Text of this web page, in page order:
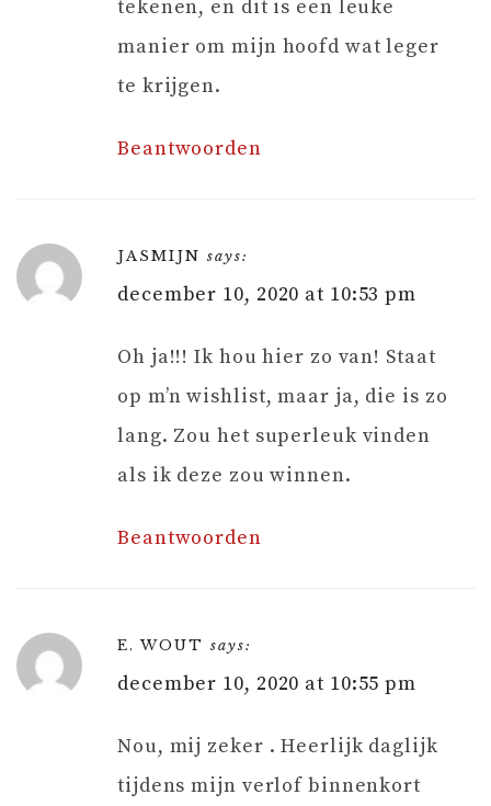
tekenen, en dit is een leuke
manier om mijn hoofd wat leger
te krijgen.
Beantwoorden
JASMIJN says:
december 10, 2020 at 10:53 pm
Oh ja!!! Ik hou hier zo van! Staat
op m’n wishlist, maar ja, die is zo
lang. Zou het superleuk vinden
als ik deze zou winnen.
Beantwoorden
E. WOUT says:
december 10, 2020 at 10:55 pm
Nou, mij zeker . Heerlijk daglijk
tijdens mijn verlof binnenkort